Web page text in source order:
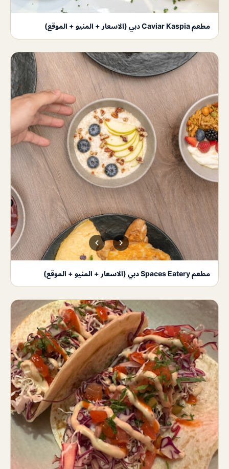
مطعم Caviar Kaspia دبي (الاسعار + المنيو + الموقع)
مطعم Spaces Eatery دبي (الاسعار + المنيو + الموقع)